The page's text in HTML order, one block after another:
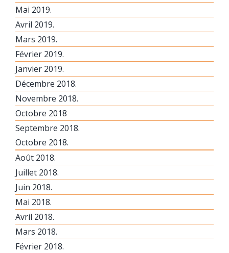
Mai 2019.
Avril 2019.
Mars 2019.
Février 2019.
Janvier 2019.
Décembre 2018.
Novembre 2018.
Octobre 2018
Septembre 2018.
Octobre 2018.
Août 2018.
Juillet 2018.
Juin 2018.
Mai 2018.
Avril 2018.
Mars 2018.
Février 2018.